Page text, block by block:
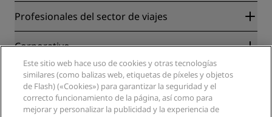
Radisson Rewards
Blog
Nuevos hoteles y próximas aperturas
Aplicación de Radisson Hotels
Hoteles Sports Approved
Hoteles ideales para familias
Profesionales del sector de viajes
Colaboradores
Corporativo
Radisson Hotel Group
Medios
Empleos en RHG
Empleos en PPHE
Información legal
Centro de privacidad
Ayuda
Este sitio web hace uso de cookies y otras tecnologías
similares (como balizas web, etiquetas de píxeles y objetos
de Flash) («Cookies») para garantizar la seguridad y el
correcto funcionamiento de la página, así como para
mejorar y personalizar la publicidad y la experiencia de